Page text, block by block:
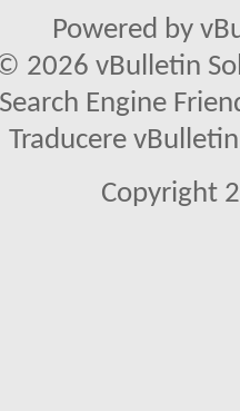
Powered by
2026 vBulletin
Search Engine
Traducere
Copyright